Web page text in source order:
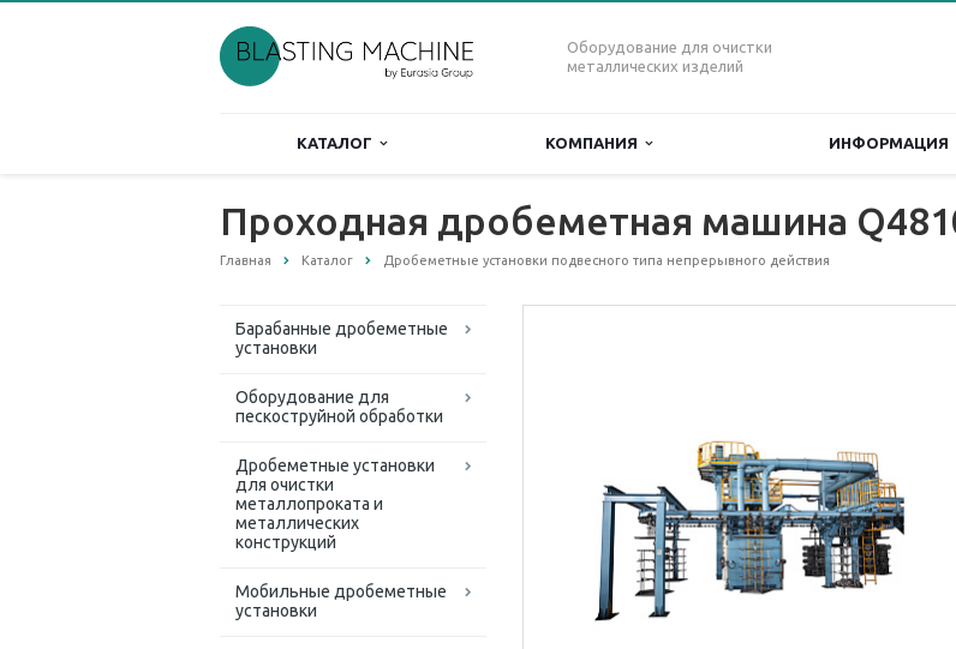
Оборудование для очистки
металлических изделий
КАТАЛОГ КОМПАНИЯ ИНФОРМАЦИЯ
Проходная дробеметная машина
Главная Каталог Дробеметные установки подвесного типа непрерывного действия
Барабанные дробеметные
установки
Оборудование для
пескоструйной обработки
Дробеметные установки
для очистки
металлопроката и
металлических
конструкций
Мобильные дробеметные
установки